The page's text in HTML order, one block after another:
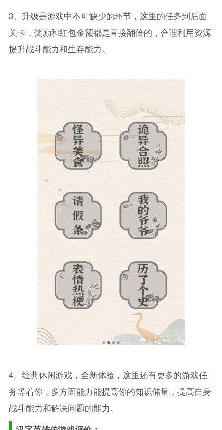
3、升级是游戏中不可缺少的环节，这里的任务到后面
关卡，奖励和红包金额都是直接翻倍的，合理利用资源
提升战斗能力和生存能力。
4、经典休闲游戏，全新体验，这里还有更多的游戏任
务等着你，多方面能力能提高你的知识储量，提高自身
战斗能力和解决问题的能力。